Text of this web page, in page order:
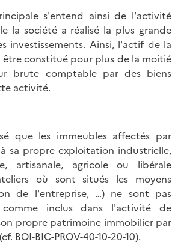
s'entend ainsi de l'activité
la société a réalisé la plus grande
investissements. Ainsi, l'actif de la
constitué pour plus de la moitié
brute comptable par des biens
activité.
que les immeubles affectés par
sa propre exploitation industrielle,
artisanale, agricole ou libérale
où sont situés les moyens
de l'entreprise, …) ne sont pas
comme inclus dans l'activité de
propre patrimoine immobilier par
BOI-BIC-PROV-40-10-20-10).